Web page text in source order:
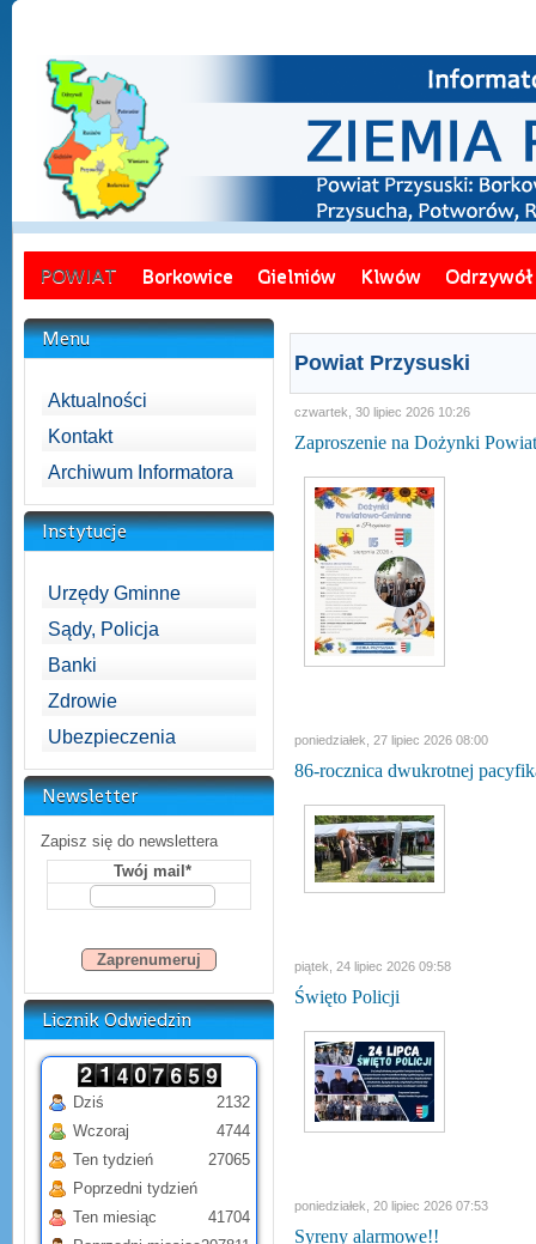
POWIAT Borkowice Gielniów Klwów Odrzywół
Menu
Aktualności
Kontakt
Archiwum Informatora
Instytucje
Urzędy Gminne
Sądy, Policja
Banki
Zdrowie
Ubezpieczenia
Newsletter
Zapisz się do newslettera
Twój mail*
Licznik Odwiedzin
Dziś
Wczoraj
Ten tydzień
Poprzedni tydzień
Ten miesiąc
2132
4744
27065
41704
Powiat Przysuski
czwartek, 30 lipiec 2026 10:26
Zaproszenie na Dożynki
poniedziałek, 27 lipiec 2026 08:00
86-rocznica dwukrotnej
piątek, 24 lipiec 2026 09:58
Święto Policji
poniedziałek, 20 lipiec 2026 07:53
Syreny alarmowe!!